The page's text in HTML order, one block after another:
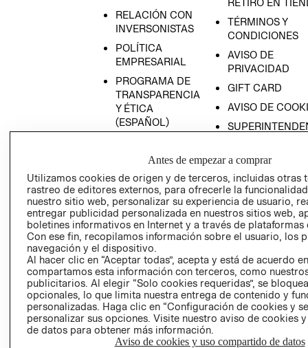
RELACIÓN CON
INVERSONISTAS
POLÍTICA
EMPRESARIAL
PROGRAMA DE
TRANSPARENCIA
Y ÉTICA
(ESPAÑOL)
TRANSPARENCIA
RETIRO EN
TÉRMINOS Y
CONDICIONES
AVISO DE
PRIVACIDAD
GIFT CARD
AVISO DE
PETICIONES
QUEJAS Y
RECLAMOS
Colombia ($)
CAMBIAR REGIÓN
Antes de empezar a comprar
Utilizamos cookies de origen y de terceros, incluidas otras
rastreo de editores externos, para ofrecerle la
nuestro sitio web, personalizar su experiencia de usuario,
entregar publicidad personalizada en nuestros sitios web,
boletines informativos en Internet y a través de plataformas
Con ese fin, recopilamos información sobre el usuario, los
navegación y el dispositivo.
Al hacer clic en “Aceptar todas”, acepta y está de acuerdo
compartamos esta información con terceros, como
publicitarios. Al elegir “Solo cookies requeridas”, se
opcionales, lo que limita nuestra entrega de contenido y
personalizadas. Haga clic en “Configuración de cookies y
personalizar sus opciones. Visite nuestro aviso de cookies
de datos para obtener más información.
Aviso de cookies y uso compartido de datos